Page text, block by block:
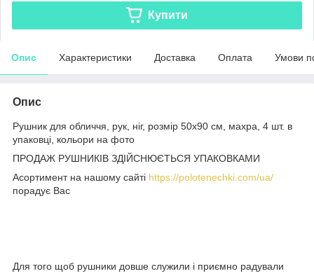
Купити
Опис Характеристики Доставка Оплата Умови
Опис
Рушник для обличчя, рук, ніг, розмір 50х90 см, махра, 4 шт. в
упаковці, кольори на фото
ПРОДАЖ РУШНИКІВ ЗДІЙСНЮЄТЬСЯ УПАКОВКАМИ
Асортимент на нашому сайті https://polotenechki.com/ua/
порадує Вас
Для того щоб рушники довше служили і приємно радували